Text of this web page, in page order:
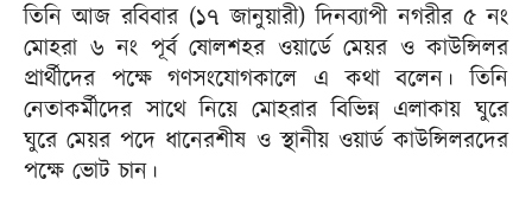
তিনি আজ রবিবার (১৭ জানুয়ারী) দিনব্যাপী নগরীর ৫ নং
মোহরা ৬ নং পূর্ব ষোলশহর ওয়ার্ডে মেয়র ও কাউন্সিলর
প্রার্থীদের পক্ষে গণসংযোগকালে এ কথা বলেন। তিনি
নেতাকর্মীদের সাথে নিয়ে মোহরার বিভিন্ন এলাকায় ঘুরে
ঘুরে মেয়র পদে ধানেরশীষ ও স্থানীয় ওয়ার্ড কাউন্সিলরদের
পক্ষে ভোট চান।